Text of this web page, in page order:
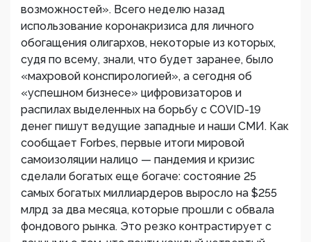
возможностей». Всего неделю назад
использование коронакризиса для личного
обогащения олигархов, некоторые из которых,
судя по всему, знали, что будет заранее, было
«махровой конспирологией», а сегодня об
«успешном бизнесе» цифровизаторов и
распилах выделенных на борьбу с COVID-19
денег пишут ведущие западные и наши СМИ. Как
сообщает Forbes, первые итоги мировой
самоизоляции налицо — пандемия и кризис
сделали богатых еще богаче: состояние 25
самых богатых миллиардеров выросло на $255
млрд за два месяца, которые прошли с обвала
фондового рынка. Это резко контрастирует с